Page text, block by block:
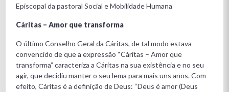
Episcopal da pastoral Social e Mobilidade Humana
Cáritas – Amor que transforma
O último Conselho Geral da Cáritas, de tal modo estava
convencido de que a expressão “Cáritas – Amor que
transforma” caracteriza a Cáritas na sua existência e no seu
agir, que decidiu manter o seu lema para mais uns anos. Com
efeito, Cáritas é a definição de Deus: “Deus é amor (Deus